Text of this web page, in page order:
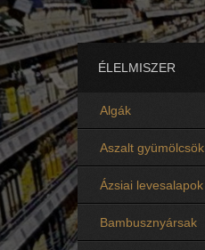
ÉLELMISZER
Algák
Aszalt gyümölcsök
Ázsiai levesalapok
Bambusznyársak